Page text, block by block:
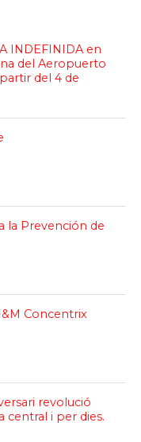
INDEFINIDA en
del Aeropuerto
del 4 de
la Prevención de
Concentrix
revolució
central i per dies.